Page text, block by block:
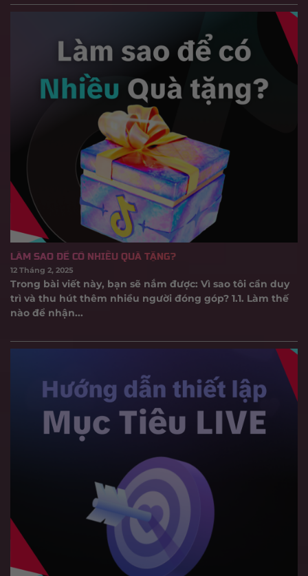
LÀM SAO ĐỂ CÓ NHIỀU QUÀ TẶNG?
12 Tháng 2, 2025
Trong bài viết này, bạn sẽ nắm được: Vì sao tôi cần duy
trì và thu hút thêm nhiều người đóng góp? 1.1. Làm thế
nào để nhận...